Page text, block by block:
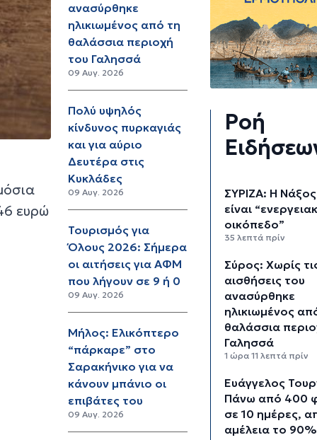
ευρώ
ανασύρθηκε
ηλικιωμένος από τη
θαλάσσια περιοχή
του Γαλησσά
09 Αυγ. 2026
Πολύ υψηλός
κίνδυνος πυρκαγιάς
και για αύριο
Δευτέρα στις
Κυκλάδες
09 Αυγ. 2026
Τουρισμός για
Όλους 2026: Σήμερα
οι αιτήσεις για ΑΦΜ
που λήγουν σε 9 ή 0
09 Αυγ. 2026
Μήλος: Ελικόπτερο
“πάρκαρε” στο
Σαρακήνικο για να
κάνουν μπάνιο οι
επιβάτες του
09 Αυγ. 2026
Ροή
ΣΥΡΙΖΑ: Η
είναι
οικόπεδο”
35 λεπτά πρίν
Σύρος: Χωρίς
αισθήσεις του
ανασύρθηκε
ηλικιωμένος
θαλάσσια
Γαλησσά
1 ώρα 11 λεπτά πρίν
Ευάγγελος
Πάνω από 400
σε 10 ημέρες,
αμέλεια το